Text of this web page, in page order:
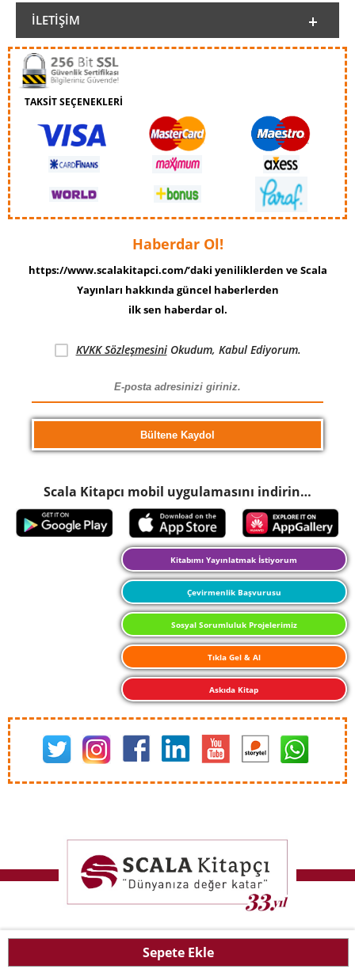
Sepete Ekle
İLETIŞIM
TAKSİT SEÇENEKLERİ
Haberdar Ol!
https://www.scalakitapci.com/’daki yeniliklerden ve Scala
Yayınları hakkında güncel haberlerden
ilk sen haberdar ol.
KVKK SözleşmesiniOkudum, Kabul Ediyorum.
Scala Kitapcı mobil uygulamasını indirin…
Kitabımı Yayınlatmak İstiyorum
Çevirmenlik Başvurusu
Sosyal Sorumluluk Projelerimiz
Tıkla Gel & Al
Askıda Kitap
E-TicaretSistemleriyle Hazırlanmıştır.